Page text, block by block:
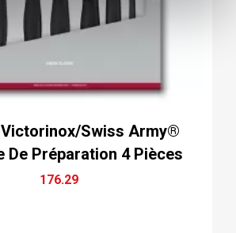
Victorinox/Swiss Army®
De Préparation 4 Pièces
176.29